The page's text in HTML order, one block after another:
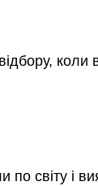
коли
світу і